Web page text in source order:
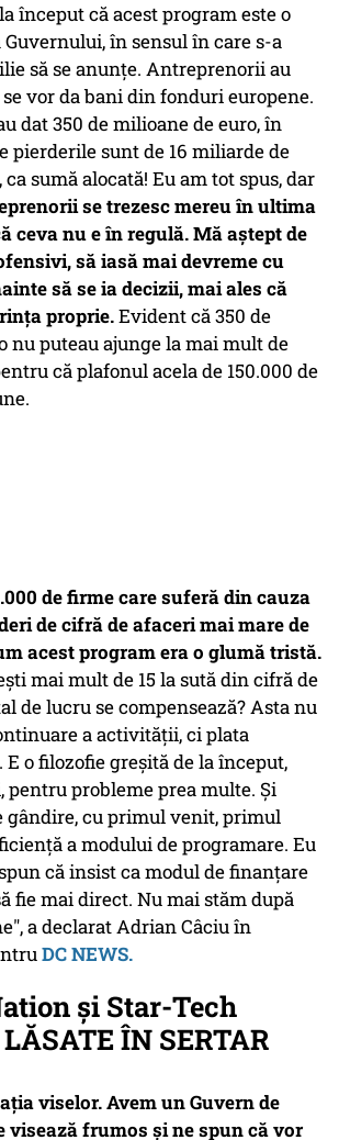
început că acest program este o
în sensul în care s-a
să se anunţe. Antreprenorii au
vor da bani din fonduri europene.
dat 350 de milioane de euro, în
pierderile sunt de 16 miliarde de
sumă alocată! Eu am tot spus, dar
se trezesc mereu în ultima
ceva nu e în regulă. Mă aştept de
să iasă mai devreme cu
să se ia decizii, mai ales că
proprie.Evident că 350 de
nu puteau ajunge la mai mult de
că plafonul acela de 150.000 de
de firme care suferă din cauza
de cifră de afaceri mai mare de
acest program era o glumă tristă.
mai mult de 15 la sută din cifră de
de lucru se compensează? Asta nu
a activităţii, ci plata
o filozofie greşită de la început,
pentru probleme prea multe. Şi
gândire, cu primul venit, primul
a modului de programare. Eu
că insist ca modul de finanţare
fie mai direct. Nu mai stăm după
a declarat Adrian Câciu în
DC NEWS.
şi Star-Tech
ÎN SERTAR
viselor. Avem un Guvern de
visează frumos şi ne spun că vor